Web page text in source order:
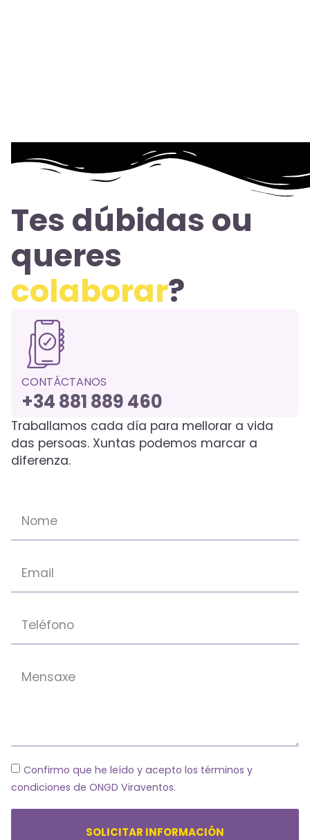
Tes dúbidas ou
queres
colaborar?
CONTÁCTANOS
+34 881 889 460
Traballamos cada día para mellorar a vida
das persoas. Xuntas podemos marcar a
diferenza.
Confirmo que he leído y acepto los términos y
condiciones de ONGD Viraventos.
SOLICITAR INFORMACIÓN